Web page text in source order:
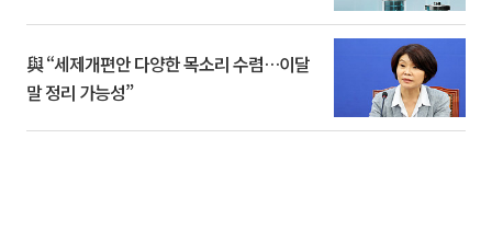
與 “세제개편안 다양한 목소리 수렴…이달
말 정리 가능성”